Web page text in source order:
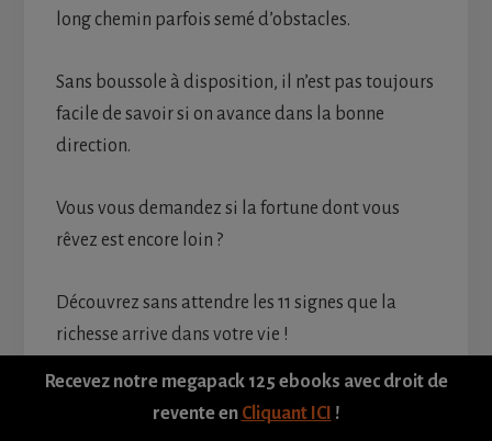
Recevez notre megapack 125 ebooks avec droit de
revente en Cliquant ICI !
long chemin parfois semé d’obstacles.
Sans boussole à disposition, il n’est pas toujours
facile de savoir si on avance dans la bonne
direction.
Vous vous demandez si la fortune dont vous
rêvez est encore loin ?
Découvrez sans attendre les 11 signes que la
richesse arrive dans votre vie !
Qu’est-ce qu’un signe au juste ?